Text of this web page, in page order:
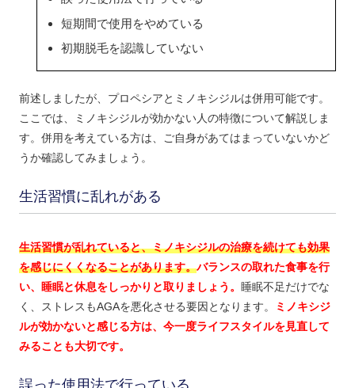
短期間で使用をやめている
初期脱毛を認識していない
前述しましたが、プロペシアとミノキシジルは併用可能です。
ここでは、ミノキシジルが効かない人の特徴について解説しま
す。併用を考えている方は、ご自身があてはまっていないかど
うか確認してみましょう。
生活習慣に乱れがある
生活習慣が乱れていると、ミノキシジルの治療を続けても効果
を感じにくくなることがあります。バランスの取れた食事を行
い、睡眠と休息をしっかりと取りましょう。 睡眠不足だけでな
く、ストレスもAGAを悪化させる要因となります。
ミノキシジ
ルが効かないと感じる方は、今一度ライフスタイルを見直して
みることも大切です。